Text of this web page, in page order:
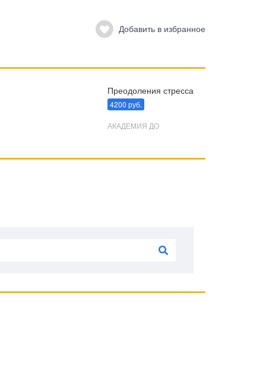
Добавить в избранное
Преодоления стресса
4200 руб.
АКАДЕМИЯ ДО